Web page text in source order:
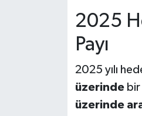
2025
Payı
2025 yılı
üzerindebir
üzerinde